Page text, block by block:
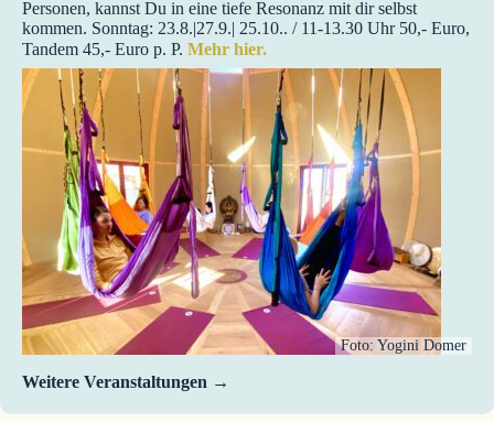
Personen, kannst Du in eine tiefe Resonanz mit dir selbst
kommen. Sonntag: 23.8.|27.9.| 25.10.. / 11-13.30 Uhr 50,- Euro,
Tandem 45,- Euro p. P. Mehr hier.
Foto: Yogini Domer
Weitere Veranstaltungen